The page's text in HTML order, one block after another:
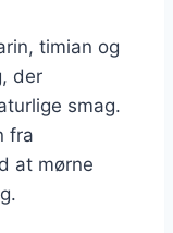
timian og
der
smag.
fra
at mørne